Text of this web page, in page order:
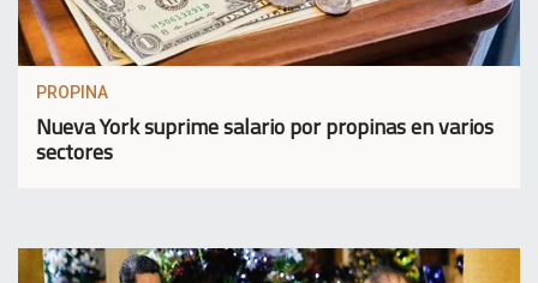
PROPINA
Nueva York suprime salario por propinas en varios
sectores